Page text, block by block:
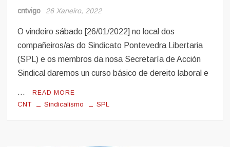
cntvigo 26 Xaneiro, 2022
O vindeiro sábado [26/01/2022] no local dos
compañeiros/as do Sindicato Pontevedra Libertaria
(SPL) e os membros da nosa Secretaría de Acción
Sindical daremos un curso básico de dereito laboral e
… READ MORE
CNT Sindicalismo SPL